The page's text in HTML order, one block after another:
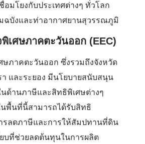
อมโยงกับประเทศต่างๆ ทั่วโลก
ฉบังและท่าอากาศยานสุวรรณภูมิ
พิเศษภาคตะวันออก (EEC)
ษภาคตะวันออก ซึ่งรวมถึงจังหวัด
า และระยอง มีนโยบายสนับสนุน
นด้านภาษีและสิทธิพิเศษต่างๆ
นพื้นที่นี้สามารถได้รับสิทธิ
รลดภาษีและการให้สัมปทานที่ดิน
ยบที่ช่วยลดต้นทุนในการผลิต